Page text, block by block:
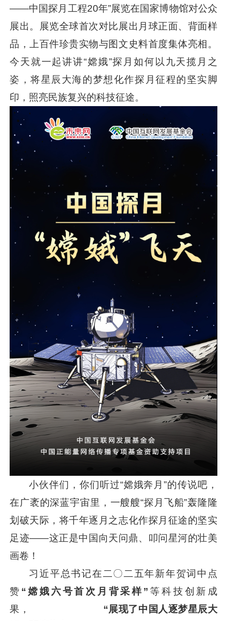
——中国探月工程20年”展览在国家博物馆对公众
展出。展览全球首次对比展出月球正面、背面样
品，上百件珍贵实物与图文史料首度集体亮相。
今天就一起讲讲“嫦娥”探月如何以九天揽月之
姿，将星辰大海的梦想化作探月征程的坚实脚
印，照亮民族复兴的科技征途。
小伙伴们，你们听过“嫦娥奔月”的传说吧，
在广袤的深蓝宇宙里，一艘艘“探月飞船”轰隆隆
划破天际，将千年逐月之志化作探月征途的坚实
足迹——这正是中国向天问鼎、叩问星河的壮美
画卷！
习近平总书记在二〇二五年新年贺词中点
赞 “嫦娥六号首次月背采样” 等科技创新成
果， “展现了中国人逐梦星辰大